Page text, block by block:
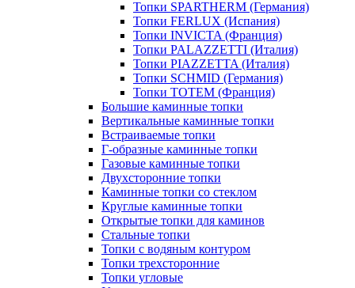
Топки SPARTHERM (Германия)
Топки FERLUX (Испания)
Топки INVICTA (Франция)
Топки PALAZZETTI (Италия)
Топки PIAZZETTA (Италия)
Топки SCHMID (Германия)
Топки TOTEM (Франция)
Большие каминные топки
Вертикальные каминные топки
Встраиваемые топки
Г-образные каминные топки
Газовые каминные топки
Двухсторонние топки
Каминные топки со стеклом
Круглые каминные топки
Открытые топки для каминов
Стальные топки
Топки с водяным контуром
Топки трехсторонние
Топки угловые